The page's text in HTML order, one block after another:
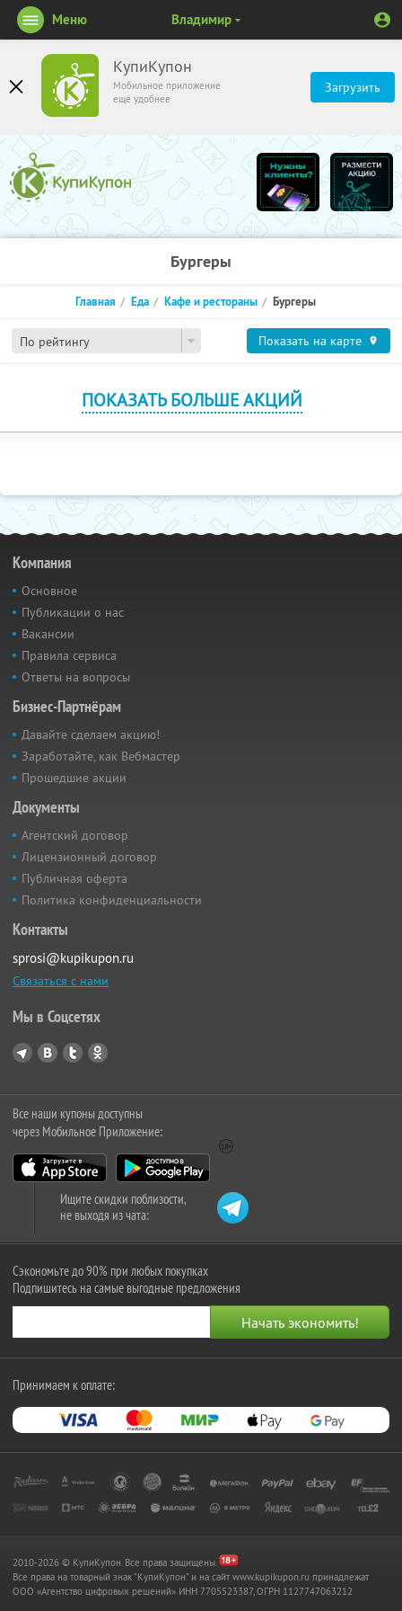
КупиКупон
Мобильное приложение
ещё удобнее
Загрузить
Меню Владимир
Бургеры
По рейтингу
Главная Еда Кафе и рестораны Бургеры
Показать на карте
ПОКАЗАТЬ БОЛЬШЕ АКЦИЙ
Компания
Основное
Публикации о нас
Вакансии
Правила сервиса
Ответы на вопросы
Бизнес-Партнёрам
Давайте сделаем акцию!
Заработайте, как Вебмастер
Прошедшие акции
Документы
Агентский договор
Лицензионный договор
Публичная оферта
Политика конфиденциальности
Контакты
sprosi@kupikupon.ru
Связаться с нами
Мы в Соцсетях
Все наши купоны доступны
через Мобильное Приложение:
Ищите скидки поблизости,
не выходя из чата:
Сэкономьте до 90% при любых покупках
Подпишитесь на самые выгодные предложения
Принимаем к оплате:
2010-2026 © КупиКупон. Все права защищены.
Все права на товарный знак "КупиКупон" и на сайт www.kupikupon.ru принадлежат
OOO «Агентство цифровых решений» ИНН 7705523387, ОГРН 1127747063212